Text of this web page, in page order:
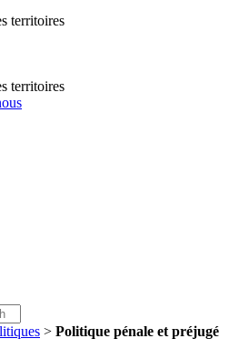
territoires
territoires
> Politique pénale et préjugé